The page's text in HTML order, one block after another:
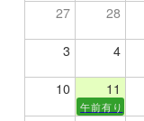
27 28
3 4
10 11
午前有り